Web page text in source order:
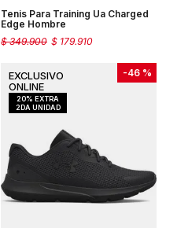
Tenis Para Training Ua Charged
Edge Hombre
$ 179.910
$ 349.900
-46 %